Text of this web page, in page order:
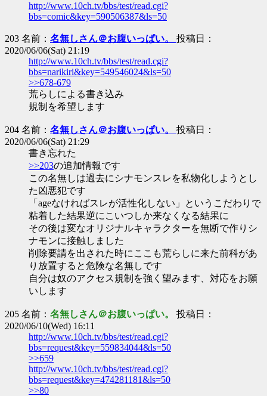
http://www.10ch.tv/bbs/test/read.cgi?
bbs=comic&key=590506387&ls=50
203 名前： 名無しさん＠お腹いっぱい。 投稿日：
2020/06/06(Sat) 21:19
http://www.10ch.tv/bbs/test/read.cgi?
bbs=narikiri&key=549546024&ls=50
>>678-679
荒らしによる書き込み
規制を希望します
204 名前： 名無しさん＠お腹いっぱい。 投稿日：
2020/06/06(Sat) 21:29
書き忘れた
>>203の追加情報です
この名無しは過去にシナモンスレを私物化しようとし
た凶悪犯です
「ageなければスレが活性化しない」というこだわりで
粘着した結果逆にこいつしか来なくなる結果に
その後は変なオリジナルキャラクターを無断で作りシ
ナモンに接触しました
削除要請を出された時にここも荒らしに来た前科があ
り放置すると危険な名無しです
自分は奴のアクセス規制を強く望みます、対応をお願
いします
205 名前： 名無しさん＠お腹いっぱい。 投稿日：
2020/06/10(Wed) 16:11
http://www.10ch.tv/bbs/test/read.cgi?
bbs=request&key=559834044&ls=50
>>659
http://www.10ch.tv/bbs/test/read.cgi?
bbs=request&key=474281181&ls=50
>>80